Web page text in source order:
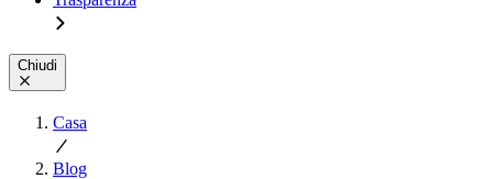
Chiudi
Casa
Blog